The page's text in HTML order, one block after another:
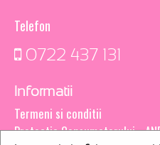
Telefon
0722 437 131
Informatii
Termeni si conditii
Protectia Consumatorului -